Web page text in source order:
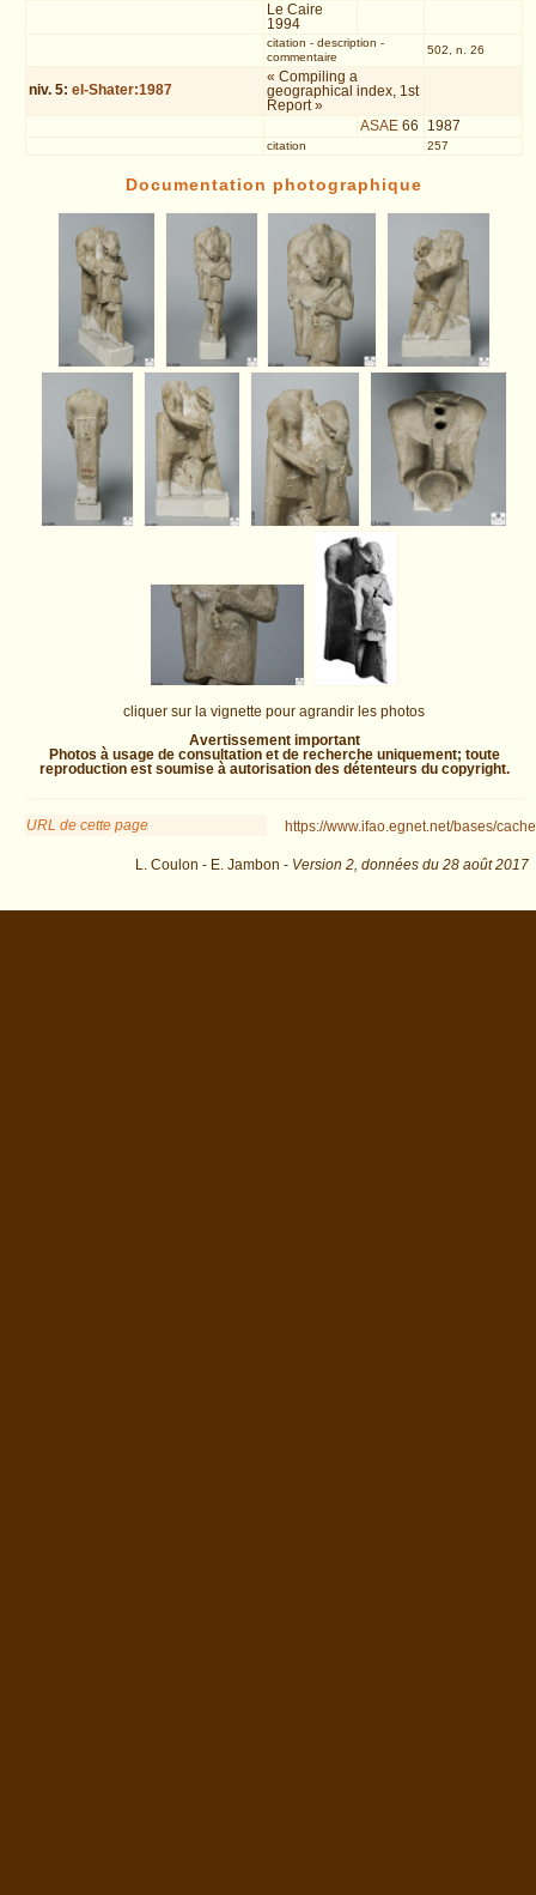
Le Caire
1994
citation - description -
commentaire
502, n. 26
niv. 5:el-Shater:1987
« Compiling a
geographical index, 1st
Report »
ASAE 66 1987
citation 257
Documentation photographique
cliquer sur la vignette pour agrandir les photos
Avertissement important
Photos à usage de consultation et de recherche uniquement; toute
reproduction est soumise à autorisation des détenteurs du copyright.
URL de cette page https://www.ifao.egnet.net/bases/
L. Coulon - E. Jambon - Version 2, données du 28 août 2017